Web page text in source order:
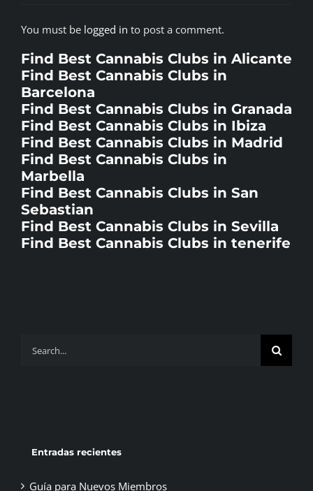
You must be logged in to post a comment.
Find Best Cannabis Clubs in Alicante
Find Best Cannabis Clubs in
Barcelona
Find Best Cannabis Clubs in Granada
Find Best Cannabis Clubs in Ibiza
Find Best Cannabis Clubs in Madrid
Find Best Cannabis Clubs in
Marbella
Find Best Cannabis Clubs in San
Sebastian
Find Best Cannabis Clubs in Sevilla
Find Best Cannabis Clubs in tenerife
Entradas recientes
Guía para Nuevos Miembros